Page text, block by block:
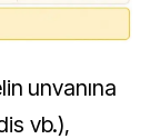
unvanına
vb.),